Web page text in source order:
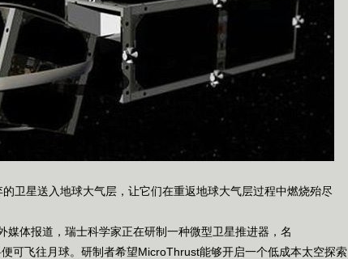
星送入地球大气层，让它们在重返地球大气层过程中燃烧殆尽
体报道，瑞士科学家正在研制一种微型卫星推进器，名
可飞往月球。研制者希望MicroThrust能够开启一个低成本太空探索